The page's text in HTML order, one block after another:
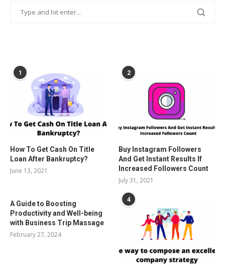
1
How To Get Cash On Title
Loan After Bankruptcy?
June 13, 2021
2
Buy Instagram Followers
And Get Instant Results If
Increased Followers Count
July 31, 2021
A Guide to Boosting
Productivity and Well-being
with Business Trip Massage
February 27, 2024
4